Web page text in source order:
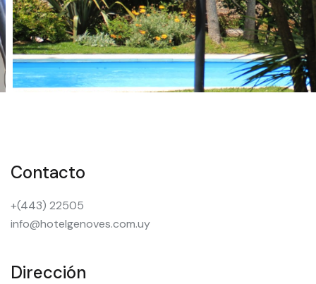
Contacto
+(443) 22505
info@hotelgenoves.com.uy
Dirección